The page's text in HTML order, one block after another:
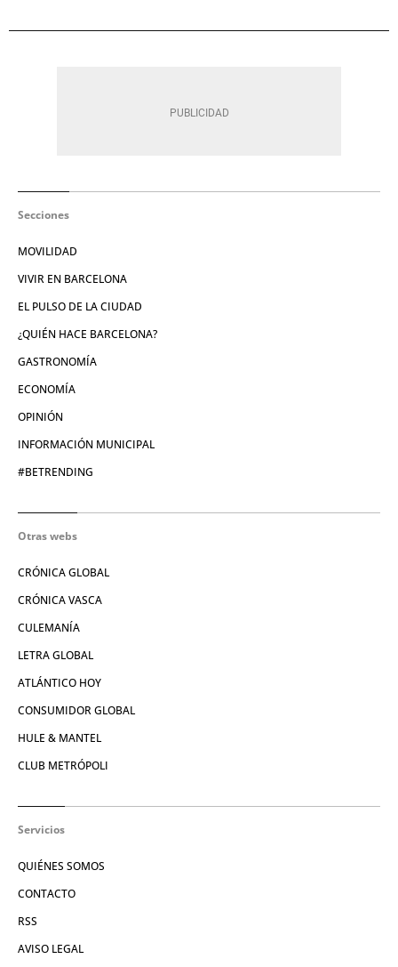
Secciones
MOVILIDAD
VIVIR EN BARCELONA
EL PULSO DE LA CIUDAD
¿QUIÉN HACE BARCELONA?
GASTRONOMÍA
ECONOMÍA
OPINIÓN
INFORMACIÓN MUNICIPAL
#BETRENDING
Otras webs
CRÓNICA GLOBAL
CRÓNICA VASCA
CULEMANÍA
LETRA GLOBAL
ATLÁNTICO HOY
CONSUMIDOR GLOBAL
HULE & MANTEL
CLUB METRÓPOLI
Servicios
QUIÉNES SOMOS
CONTACTO
RSS
AVISO LEGAL